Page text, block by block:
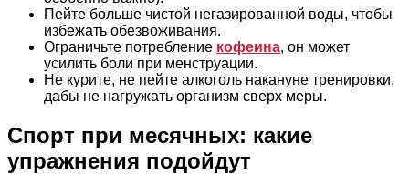
Пейте больше чистой негазированной воды, чтобы
избежать обезвоживания.
Ограничьте потребление кофеина, он может
усилить боли при менструации.
Не курите, не пейте алкоголь накануне тренировки,
дабы не нагружать организм сверх меры.
Спорт при месячных: какие
упражнения подойдут